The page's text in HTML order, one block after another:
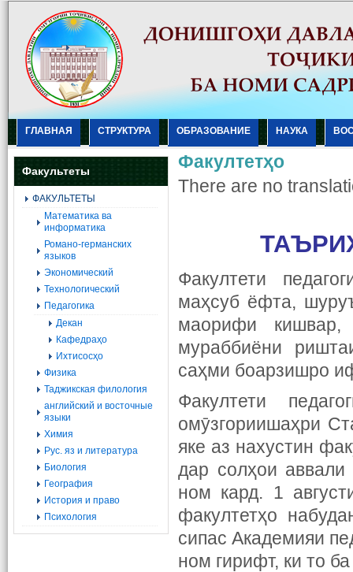
ГЛАВНАЯ СТРУКТУРА ОБРАЗОВАНИЕ НАУКА
Факультеты
ФАКУЛЬТЕТЫ
Mатематика ва
информатика
Романо-германских
языков
Экономический
Технологический
Педагогика
Декан
Кафедраҳо
Ихтисосҳо
Физика
Таджикская филология
английский и восточные
языки
Химия
Рус. яз и литература
Биология
География
История и право
Психология
Факултетҳо
There are no
Факултети
маҳсуб ёфта,
маорифи кишвар,
мураббиёни
саҳми боарзишро
Факултети
омӯзгориишаҳри
яке аз нахустин
дар солҳои
ном кард. 1
факултетҳо
сипас Академияи
ном гирифт, ки то